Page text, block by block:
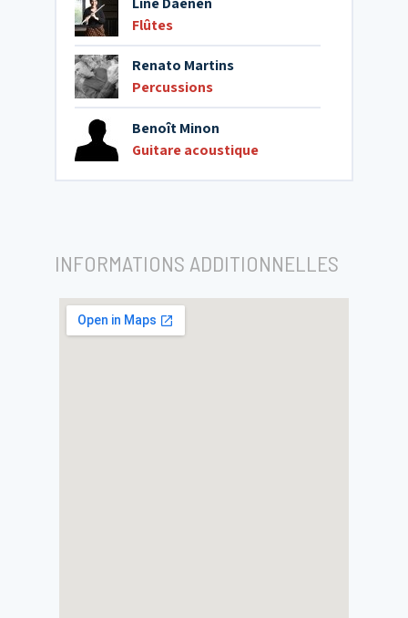
Flûtes
Renato Martins
Percussions
Benoît Minon
Guitare acoustique
INFORMATIONS ADDITIONNELLES